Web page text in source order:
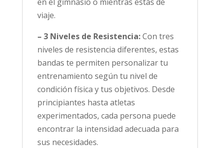
viaje.
– 3 Niveles de Resistencia:Con tres
niveles de resistencia diferentes, estas
bandas te permiten personalizar tu
entrenamiento según tu nivel de
condición física y tus objetivos. Desde
principiantes hasta atletas
experimentados, cada persona puede
encontrar la intensidad adecuada para
sus necesidades.